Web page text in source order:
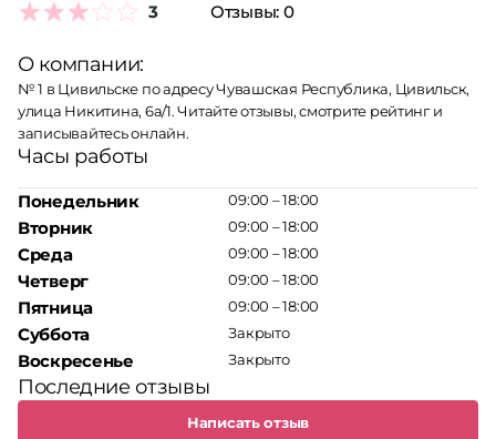
3 Отзывы: 0
О компании:
№ 1 в Цивильске по адресу Чувашская Республика, Цивильск,
улица Никитина, 6а/1. Читайте отзывы, смотрите рейтинг и
записывайтесь онлайн.
Часы работы
Понедельник
Вторник
Среда
Четверг
Пятница
Суббота
Воскресенье
09:00 – 18:00
09:00 – 18:00
09:00 – 18:00
09:00 – 18:00
09:00 – 18:00
Закрыто
Закрыто
Последние отзывы
Написать отзыв